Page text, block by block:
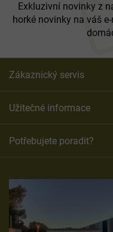
Exkluzivní novinky z
horké novinky na váš
Zákaznický servis
Užitečné informace
Potřebujete poradit?